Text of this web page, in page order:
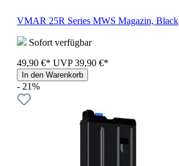
VMAR 25R Series MWS Magazin, Black
Sofort verfügbar
49,90 €* UVP 39,90 €*
In den Warenkorb
- 21%